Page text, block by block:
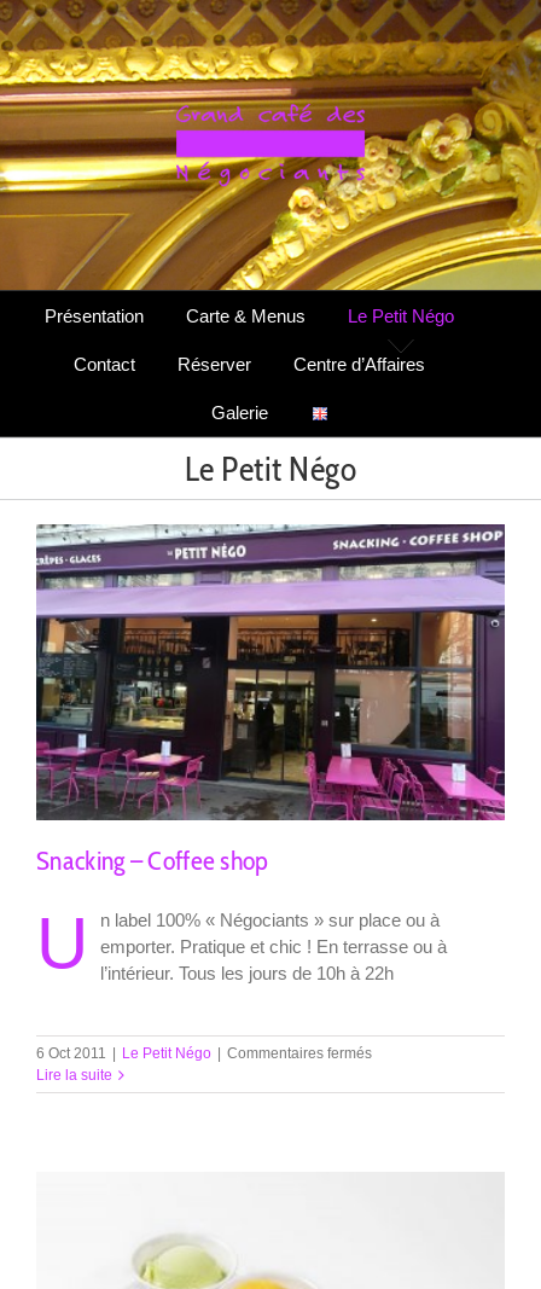
Passer
au
contenu
Présentation Carte & Menus Le Petit Négo
Contact Réserver Centre d’Affaires
Galerie
Le Petit Négo
Snacking – Coffee shop
U
n label 100% « Négociants » sur place ou à
emporter. Pratique et chic ! En terrasse ou à
l’intérieur. Tous les jours de 10h à 22h
6 Oct 2011 Le Petit Négo Commentaires ferméssur
–
Lire la suite